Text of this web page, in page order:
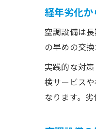
経年劣化
空調設備は
の早めの交
実践的な対
検サービス
なります。